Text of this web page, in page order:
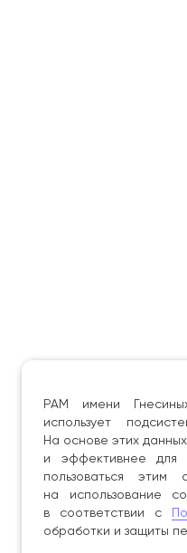
РАМ имени
использует
На основе этих
и эффективнее для
пользоваться этим
на использование
в соответствии с
обработки и защиты